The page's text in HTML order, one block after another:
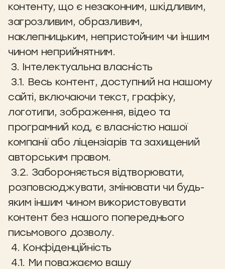
контенту, що є незаконним, шкідливим,
загрозливим, образливим,
наклепницьким, непристойним чи іншим
чином неприйнятним.
3. Інтелектуальна власність
3.1. Весь контент, доступний на нашому
сайті, включаючи текст, графіку,
логотипи, зображення, відео та
програмний код, є власністю нашої
компанії або ліцензіарів та захищений
авторським правом.
3.2. Забороняється відтворювати,
розповсюджувати, змінювати чи будь-
яким іншим чином використовувати
контент без нашого попереднього
письмового дозволу.
4. Конфіденційність
4.1. Ми поважаємо вашу